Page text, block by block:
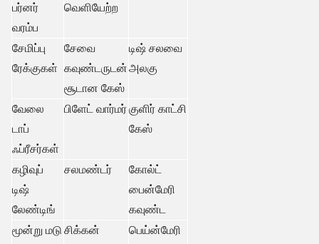
பர்னர்
வரம்ப
வெளியேற்ற
சேமிப்பு
ரேக்குகள்
சேவை
கவுண்டருடன்
சூடான கேஸ்
டிஷ் சலவை
அலகு
வேலை
டாப்
ஃப்ரீசர்கள்
பிளேட் வார்மர்குளிர் காட்சி
கேஸ்
கழிவுப்
டிஷ்
லேண்டிங்
சலமண்டர்
கோல்ட்
பைன்மேரி
கவுண்ட
மூன்று மடு சிக்கன்
பெய்ன்மேரி